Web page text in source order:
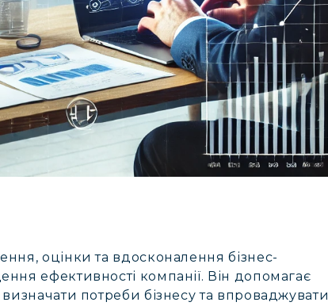
оцінки та вдосконалення бізнес-
ефективності компанії. Він допомагає
потреби бізнесу та впроваджувати